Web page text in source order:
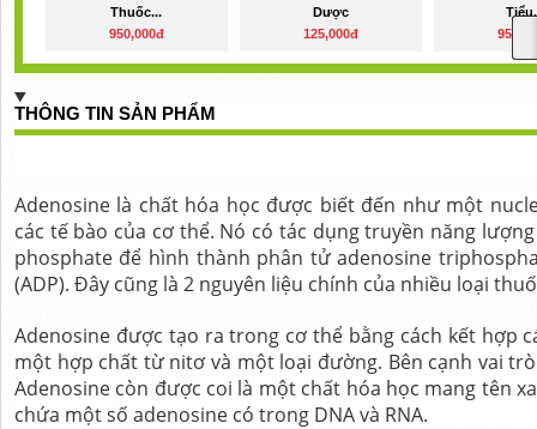
Thuốc...
950,000đ
Dược
125,000đ
THÔNG TIN SẢN PHẨM
Adenosine là chất hóa học được biết đến như một
các tế bào của cơ thể. Nó có tác dụng truyền năng
phosphate để hình thành phân tử adenosine
(ADP). Đây cũng là 2 nguyên liệu chính của nhiều loại
Adenosine được tạo ra trong cơ thể bằng cách kết hợp
một hợp chất từ nitơ và một loại đường. Bên cạnh vai
Adenosine còn được coi là một chất hóa học mang tên
chứa một số adenosine có trong DNA và RNA.